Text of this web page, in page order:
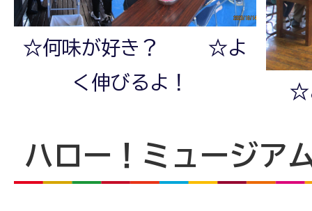
☆何味が好き？ ☆よ
く伸びるよ！
☆
ハロー！ミュージア